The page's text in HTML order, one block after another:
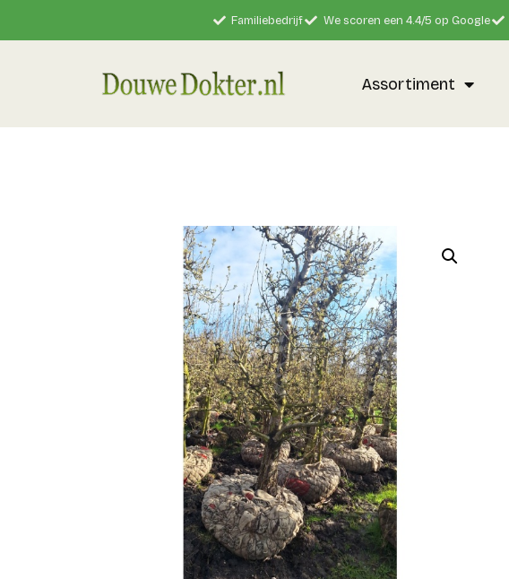
Familiebedrijf We scoren een 4.4/5 op Google
Assortiment